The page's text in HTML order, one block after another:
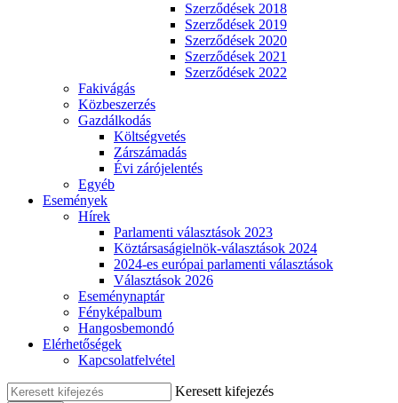
Szerződések 2018
Szerződések 2019
Szerződések 2020
Szerződések 2021
Szerződések 2022
Fakivágás
Közbeszerzés
Gazdálkodás
Költségvetés
Zárszámadás
Évi zárójelentés
Egyéb
Események
Hírek
Parlamenti választások 2023
Köztársaságielnök-választások 2024
2024-es európai parlamenti választások
Választások 2026
Eseménynaptár
Fényképalbum
Hangosbemondó
Elérhetőségek
Kapcsolatfelvétel
Keresett kifejezés